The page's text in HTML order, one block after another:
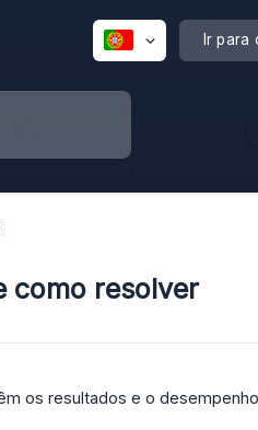
Ir para
como resolver
os resultados e o